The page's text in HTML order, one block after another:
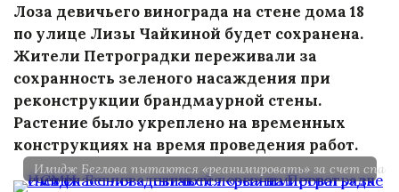
Лоза девичьего винограда на стене дома 18
по улице Лизы Чайкиной будет сохранена.
Жители Петроградки переживали за
сохранность зеленого насаждения при
реконструкции брандмаурной стены.
Растение было укреплено на временных
конструкциях на время проведения работ.
Имидж Беглова пытаются «реанимировать» за счет